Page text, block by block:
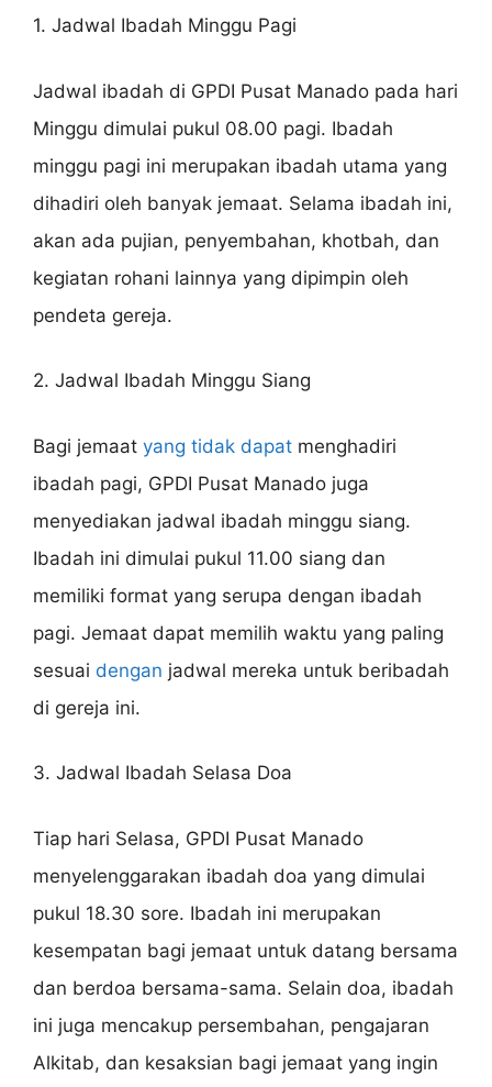
1. Jadwal Ibadah Minggu Pagi
Jadwal ibadah di GPDI Pusat Manado pada hari
Minggu dimulai pukul 08.00 pagi. Ibadah
minggu pagi ini merupakan ibadah utama yang
dihadiri oleh banyak jemaat. Selama ibadah ini,
akan ada pujian, penyembahan, khotbah, dan
kegiatan rohani lainnya yang dipimpin oleh
pendeta gereja.
2. Jadwal Ibadah Minggu Siang
Bagi jemaat yang tidak dapat menghadiri
ibadah pagi, GPDI Pusat Manado juga
menyediakan jadwal ibadah minggu siang.
Ibadah ini dimulai pukul 11.00 siang dan
memiliki format yang serupa dengan ibadah
pagi. Jemaat dapat memilih waktu yang paling
sesuai dengan jadwal mereka untuk beribadah
di gereja ini.
3. Jadwal Ibadah Selasa Doa
Tiap hari Selasa, GPDI Pusat Manado
menyelenggarakan ibadah doa yang dimulai
pukul 18.30 sore. Ibadah ini merupakan
kesempatan bagi jemaat untuk datang bersama
dan berdoa bersama-sama. Selain doa, ibadah
ini juga mencakup persembahan, pengajaran
Alkitab, dan kesaksian bagi jemaat yang ingin